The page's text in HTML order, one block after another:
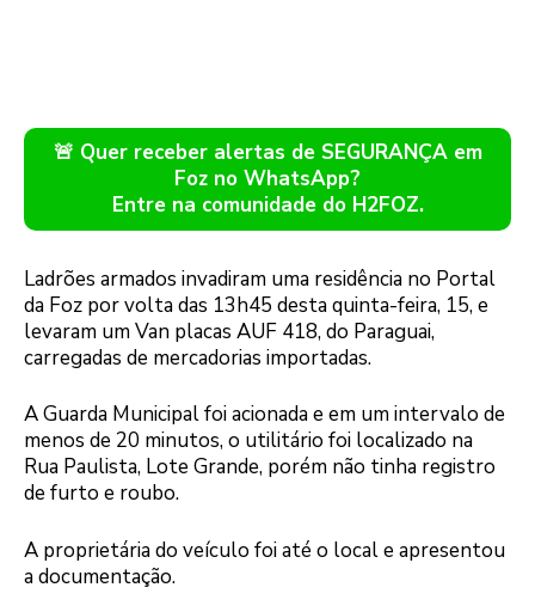
🚨 Quer receber alertas de SEGURANÇA em
Foz no WhatsApp?
Entre na comunidade do H2FOZ.
Ladrões armados invadiram uma residência no Portal
da Foz por volta das 13h45 desta quinta-feira, 15, e
levaram um Van placas AUF 418, do Paraguai,
carregadas de mercadorias importadas.
A Guarda Municipal foi acionada e em um intervalo de
menos de 20 minutos, o utilitário foi localizado na
Rua Paulista, Lote Grande, porém não tinha registro
de furto e roubo.
A proprietária do veículo foi até o local e apresentou
a documentação.